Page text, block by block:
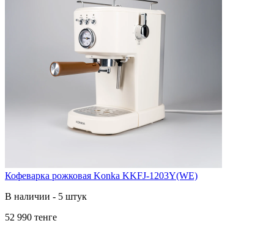
Кофеварка рожковая Konka KKFJ-1203Y(WE)
В наличии - 5 штук
52 990 тенге